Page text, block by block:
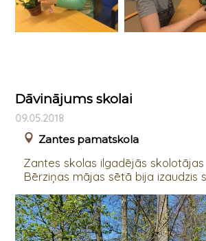
Dāvinājums skolai
09.05.2018
Zantes pamatskola
Zantes skolas ilgadējās
Bērziņas mājas sētā bija izaudzis